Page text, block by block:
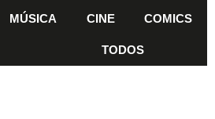
MÚSICA CINE COMICS
TODOS